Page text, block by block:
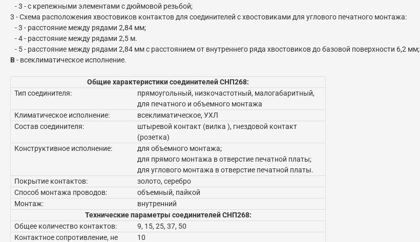
- 3 - с крепежными элементами с дюймовой резьбой;
3 - Схема расположения хвостовиков контактов для соединителей с хвостовиками для углового печатного монтажа:
- 3 - расстояние между рядами 2,84 мм;
- 4 - расстояние между рядами 2,5 м.
- 5 - расстояние между рядами 2,84 мм с расстоянием от внутреннего ряда хвостовиков до базовой поверхности 6,2 мм;
В- всеклиматическое исполнение.
Общие характеристики соединителей СНП268:
Тип соединителя:
прямоугольный, низкочастотный, малогабаритный,
для печатного и объемного монтажа
Климатическое исполнение:
всеклиматическое, УХЛ
Состав соединителя:
штыревой контакт (вилка ), гнездовой контакт
(розетка)
Конструктивное исполнение:
для объемного монтажа;
для прямого монтажа в отверстие печатной платы;
для углового монтажа в отверстие печатной платы.
Покрытие контактов:
золото, серебро
Способ монтажа проводов:
объемный, пайкой
Монтаж:
внутренний
Технические параметры соединителей СНП268:
Общее количество контактов:
9, 15, 25, 37, 50
Контактное сопротивление, не
10